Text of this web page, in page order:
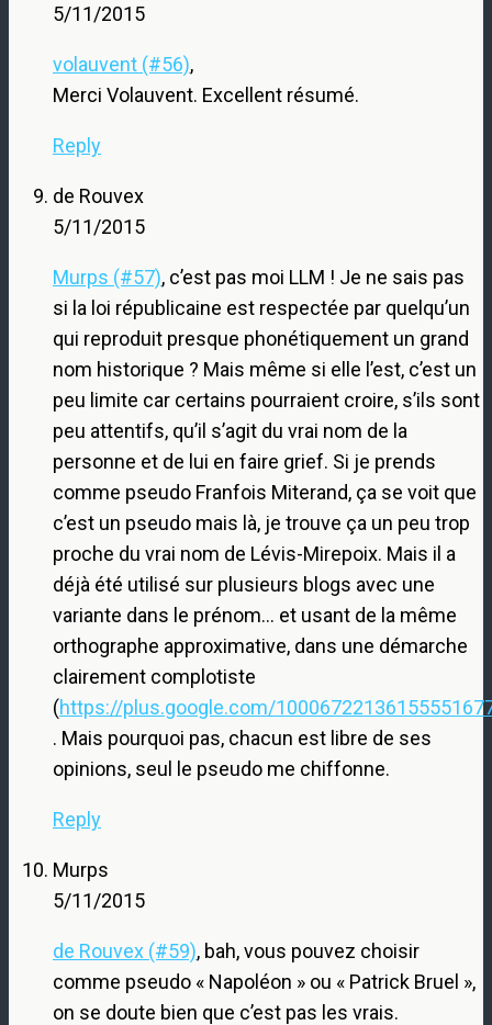
5/11/2015
volauvent (#56),
Merci Volauvent. Excellent résumé.
Reply
de Rouvex
5/11/2015
Murps (#57), c’est pas moi LLM ! Je ne sais pas
si la loi républicaine est respectée par quelqu’un
qui reproduit presque phonétiquement un grand
nom historique ? Mais même si elle l’est, c’est un
peu limite car certains pourraient croire, s’ils sont
peu attentifs, qu’il s’agit du vrai nom de la
personne et de lui en faire grief. Si je prends
comme pseudo Franfois Miterand, ça se voit que
c’est un pseudo mais là, je trouve ça un peu trop
proche du vrai nom de Lévis-Mirepoix. Mais il a
déjà été utilisé sur plusieurs blogs avec une
variante dans le prénom… et usant de la même
orthographe approximative, dans une démarche
clairement complotiste
(https://plus.google.com/
. Mais pourquoi pas, chacun est libre de ses
opinions, seul le pseudo me chiffonne.
Reply
Murps
5/11/2015
de Rouvex (#59), bah, vous pouvez choisir
comme pseudo « Napoléon » ou « Patrick Bruel »,
on se doute bien que c’est pas les vrais.